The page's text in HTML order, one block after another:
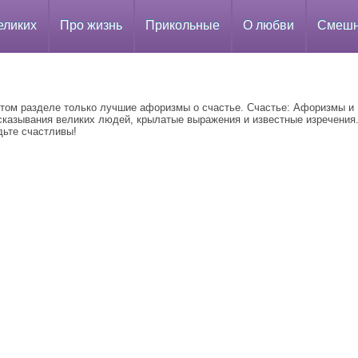
Про жизнь Прикольные О любви
разделе только лучшие афоризмы о счастье. Счастье: Афоризмы и
великих людей, крылатые выражения и известные изречения.
счастливы!